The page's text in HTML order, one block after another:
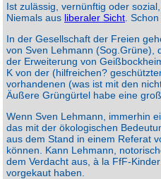
Ist zulässig, vernünftig oder
Niemals aus liberaler Sicht .
In der Gesellschaft der Freien
von Sven Lehmann (Sog.Grüne),
der Erweiterung von
K von der (hilfreichen?
vorhandenen (was ist mit den
Äußere Grüngürtel habe eine
Wenn Sven Lehmann, immerhin
das mit der ökologischen
aus dem Stand in einem Referat
können. Kann Lehmann,
dem Verdacht aus, à la FfF-
vorgekaut haben.